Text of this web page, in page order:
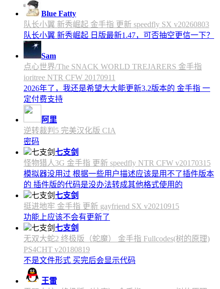
Blue Fatty
队长小翼 新秀崛起 金手指 更新 speedfly SX v20260803
队长小翼 新秀崛起 日版最新1.47，可否抽空更信一下？
Sam
点心世界/The SNACK WORLD TREJARERS 金手指
ioritree NTR CFW 20170911
2026年了，我还是希望大大能更新3.2版本的 金手指 一
定付费支持
阿里
逆转裁判5 完美汉化版 CIA
密码
七支剑
怪物猎人3G 金手指 更新 speedfly NTR CFW v20170315
模拟器没用过 根据一些用户描述应该是用不了插件版本
的 插件版的代码是没办法转成其他格式使用的
七支剑
挺进地牢 金手指 更新 gayfriend SX v20210915
功能上应该不会有更新了
七支剑
无双大蛇2 终极版（蛇魔） 金手指 Fullcodes(树的原理)
PS4CHT v20180819
不是文件形式 买完后会显示代码
王雷